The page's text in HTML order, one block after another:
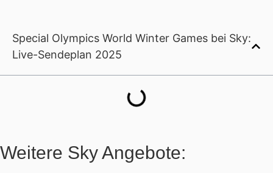
Special Olympics World Winter Games bei Sky:
Live-Sendeplan 2025
Weitere Sky Angebote: